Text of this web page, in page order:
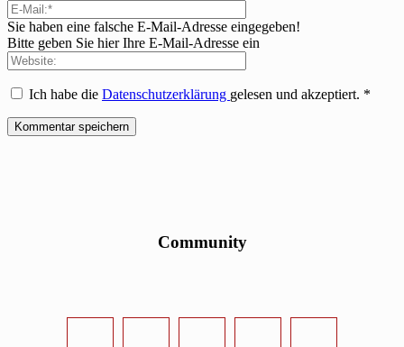
Sie haben eine falsche E-Mail-Adresse eingegeben!
Bitte geben Sie hier Ihre E-Mail-Adresse ein
Ich habe die Datenschutzerklärung gelesen und akzeptiert. *
Community